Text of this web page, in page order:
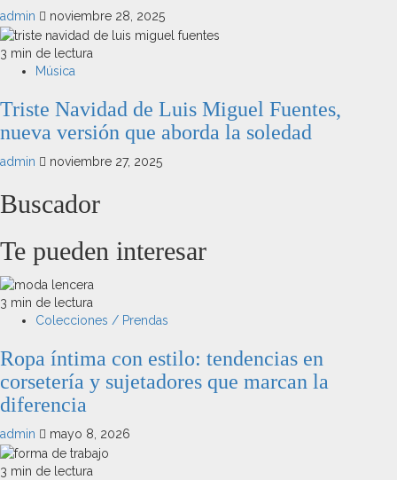
admin noviembre 28, 2025
3 min de lectura
Música
Triste Navidad de Luis Miguel Fuentes,
nueva versión que aborda la soledad
admin noviembre 27, 2025
Buscador
Te pueden interesar
3 min de lectura
Colecciones / Prendas
Ropa íntima con estilo: tendencias en
corsetería y sujetadores que marcan la
diferencia
admin mayo 8, 2026
3 min de lectura